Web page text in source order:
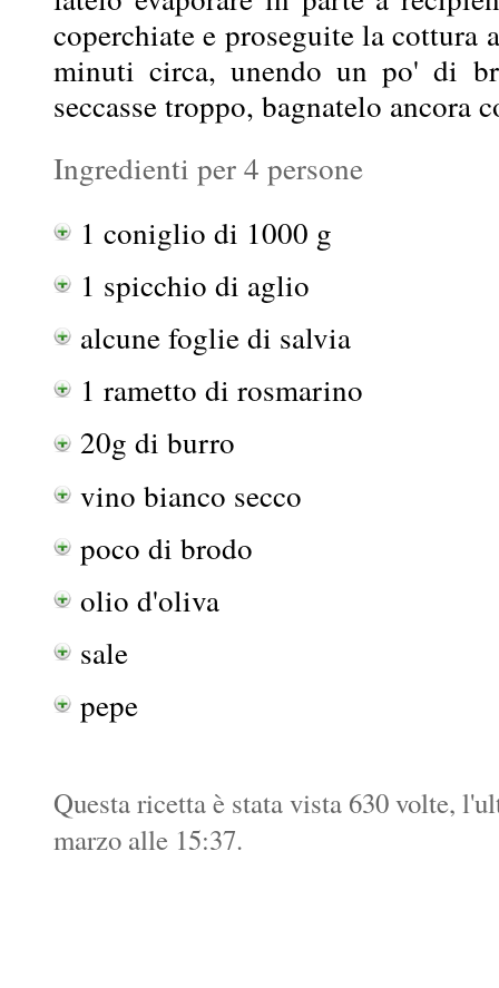
coperchiate e proseguite la cottura
minuti circa, unendo un po' di
seccasse troppo, bagnatelo ancora
Ingredienti per 4 persone
1 coniglio di 1000 g
1 spicchio di aglio
alcune foglie di salvia
1 rametto di rosmarino
20g di burro
vino bianco secco
poco di brodo
olio d'oliva
sale
pepe
Questa ricetta è stata vista 630 volte,
marzo alle 15:37.